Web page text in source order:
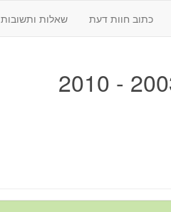
כתוב חוות דעת שאלות ותשובות